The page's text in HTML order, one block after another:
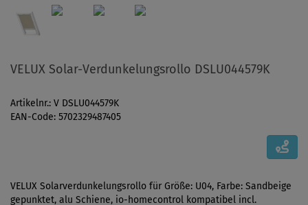
VELUX Solar-Verdunkelungsrollo DSLU044579K
Artikelnr.: V DSLU044579K
EAN-Code: 5702329487405
VELUX Solarverdunkelungsrollo für Größe: U04, Farbe: Sandbeige
gepunktet, alu Schiene, io-homecontrol kompatibel incl.